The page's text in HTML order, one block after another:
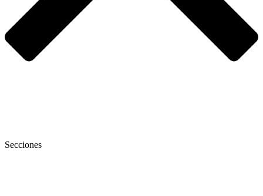
Secciones